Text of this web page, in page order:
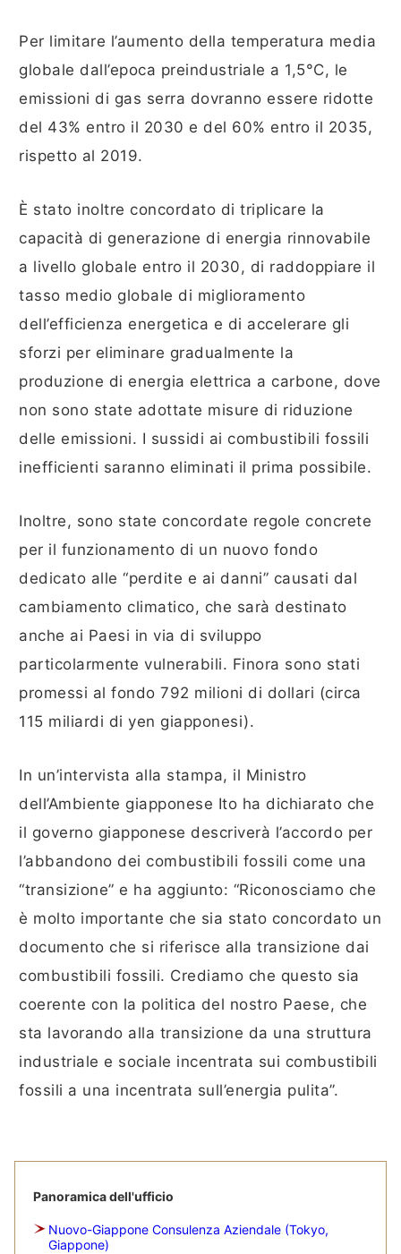
Per limitare l’aumento della temperatura media
globale dall’epoca preindustriale a 1,5°C, le
emissioni di gas serra dovranno essere ridotte
del 43% entro il 2030 e del 60% entro il 2035,
rispetto al 2019.
È stato inoltre concordato di triplicare la
capacità di generazione di energia rinnovabile
a livello globale entro il 2030, di raddoppiare il
tasso medio globale di miglioramento
dell’efficienza energetica e di accelerare gli
sforzi per eliminare gradualmente la
produzione di energia elettrica a carbone, dove
non sono state adottate misure di riduzione
delle emissioni. I sussidi ai combustibili fossili
inefficienti saranno eliminati il prima possibile.
Inoltre, sono state concordate regole concrete
per il funzionamento di un nuovo fondo
dedicato alle “perdite e ai danni” causati dal
cambiamento climatico, che sarà destinato
anche ai Paesi in via di sviluppo
particolarmente vulnerabili. Finora sono stati
promessi al fondo 792 milioni di dollari (circa
115 miliardi di yen giapponesi).
In un’intervista alla stampa, il Ministro
dell’Ambiente giapponese Ito ha dichiarato che
il governo giapponese descriverà l’accordo per
l’abbandono dei combustibili fossili come una
“transizione” e ha aggiunto: “Riconosciamo che
è molto importante che sia stato concordato un
documento che si riferisce alla transizione dai
combustibili fossili. Crediamo che questo sia
coerente con la politica del nostro Paese, che
sta lavorando alla transizione da una struttura
industriale e sociale incentrata sui combustibili
fossili a una incentrata sull’energia pulita”.
Panoramica dell'ufficio
Nuovo-Giappone Consulenza Aziendale (Tokyo,
Giappone)